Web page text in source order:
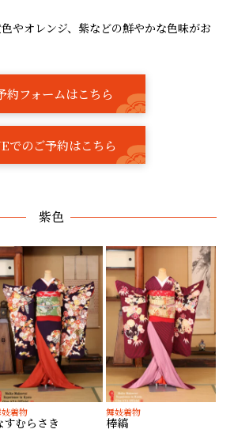
やオレンジ、紫などの鮮やかな色味がお
約フォームはこちら
でのご予約はこちら
紫色
着物
すむらさき
舞妓着物
棒縞